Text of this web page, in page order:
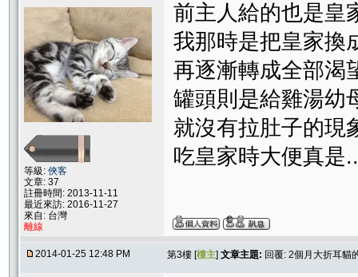
等級: 俠客
文章: 37
註冊時間: 2013-11-11
最近來訪: 2016-11-27
來自: 台灣
離線
前主人給的也是皇
我那時是把皇家換
再逐漸轉成全部渴
罐頭則是給雞湯幼
就沒有拉肚子的現
吃皇家時大便真是
2014-01-25 12:48 PM 第3樓 [樓主] 文章主題: 回覆: 2個月大折耳貓